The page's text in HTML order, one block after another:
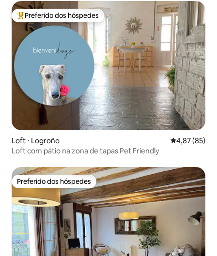
Entre os melhores preferidos dos hóspedes
Preferido dos hóspedes
Loft ⋅ Logroño 4,87 de uma
4,87 (85)
Loft com pátio na zona de tapas Pet Friendly
Preferido dos hóspedes
Preferido dos hóspedes